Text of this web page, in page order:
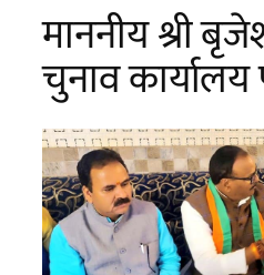
माननीय श्री
चुनाव